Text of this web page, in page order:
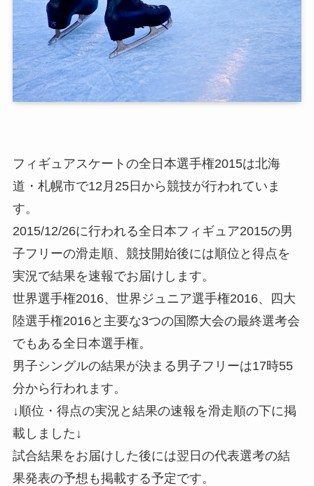
フィギュアスケートの全日本選手権2015は北海
道・札幌市で12月25日から競技が行われていま
す。
2015/12/26に行われる全日本フィギュア2015の男
子フリーの滑走順、競技開始後には順位と得点を
実況で結果を速報でお届け します。
世界選手権2016、世界ジュニア選手権2016、四大
陸選手権2016と主要な3つの国際大会の最終選考会
でもある全日本選手権。
男子シングルの結果が決まる男子フリーは17時55
分から行われます。
↓順位・得点の実況と結果の速報を滑走順の下に掲
載しました↓
試合結果をお届けした後には翌日の代表選考の結
果発表の予想も掲載する予定です。